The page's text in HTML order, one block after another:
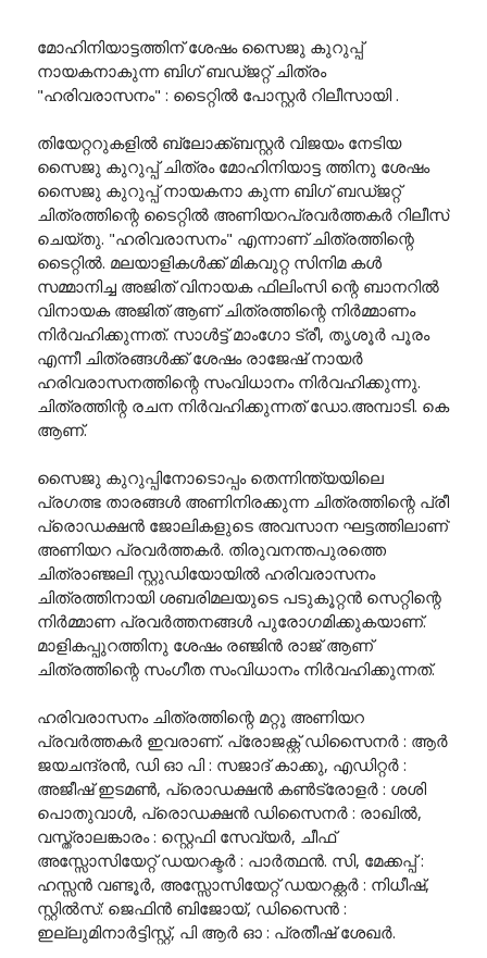
മോഹിനിയാട്ടത്തിന് ശേഷം സൈജു കുറുപ്പ്
നായകനാകുന്ന ബിഗ് ബഡ്ജറ്റ് ചിത്രം
"ഹരിവരാസനം" : ടൈറ്റിൽ പോസ്റ്റർ റിലീസായി .
തിയേറ്ററുകളിൽ ബ്ലോക്ക്ബസ്റ്റർ വിജയം നേടിയ
സൈജു കുറുപ്പ് ചിത്രം മോഹിനിയാട്ട ത്തിനു ശേഷം
സൈജു കുറുപ്പ് നായകനാ കുന്ന ബിഗ് ബഡ്ജറ്റ്
ചിത്രത്തിന്റെ ടൈറ്റിൽ അണിയറപ്രവർത്തകർ റിലീസ്
ചെയ്തു. "ഹരിവരാസനം" എന്നാണ് ചിത്രത്തിന്റെ
ടൈറ്റിൽ. മലയാളികൾക്ക് മികവുറ്റ സിനിമ കൾ
സമ്മാനിച്ച അജിത് വിനായക ഫിലിംസി ന്റെ ബാനറിൽ
വിനായക അജിത് ആണ് ചിത്രത്തിന്റെ നിർമ്മാണം
നിർവഹിക്കുന്നത്. സാൾട്ട് മാംഗോ ട്രീ, തൃശൂർ പൂരം
എന്നീ ചിത്രങ്ങൾക്ക് ശേഷം രാജേഷ് നായർ
ഹരിവരാസനത്തിന്റെ സംവിധാനം നിർവഹിക്കുന്നു.
ചിത്രത്തിന്റ രചന നിർവഹിക്കുന്നത് ഡോ.അമ്പാടി. കെ
ആണ്.
സൈജു കുറുപ്പിനോടൊപ്പം തെന്നിന്ത്യയിലെ
പ്രഗത്ഭ താരങ്ങൾ അണിനിരക്കുന്ന ചിത്രത്തിന്റെ പ്രീ
പ്രൊഡക്ഷൻ ജോലികളുടെ അവസാന ഘട്ടത്തിലാണ്
അണിയറ പ്രവർത്തകർ. തിരുവനന്തപുരത്തെ
ചിത്രാഞ്ജലി സ്റ്റുഡിയോയിൽ ഹരിവരാസനം
ചിത്രത്തിനായി ശബരിമലയുടെ പടുകൂറ്റൻ സെറ്റിന്റെ
നിർമ്മാണ പ്രവർത്തനങ്ങൾ പുരോഗമിക്കുകയാണ്.
മാളികപ്പുറത്തിനു ശേഷം രഞ്ജിൻ രാജ് ആണ്
ചിത്രത്തിന്റെ സംഗീത സംവിധാനം നിർവഹിക്കുന്നത്.
ഹരിവരാസനം ചിത്രത്തിന്റെ മറ്റു അണിയറ
പ്രവർത്തകർ ഇവരാണ്. പ്രോജക്റ്റ് ഡിസൈനർ : ആർ
ജയചന്ദ്രൻ, ഡി ഓ പി : സജാദ് കാക്കു, എഡിറ്റർ :
അജീഷ് ഇടമൺ, പ്രൊഡക്ഷൻ കൺട്രോളർ : ശശി
പൊതുവാൾ, പ്രൊഡക്ഷൻ ഡിസൈനർ : രാഖിൽ,
വസ്ത്രാലങ്കാരം : സ്റ്റെഫി സേവ്യർ, ചീഫ്
അസ്സോസിയേറ്റ് ഡയറക്ടർ : പാർത്ഥൻ. സി, മേക്കപ്പ് :
ഹസ്സൻ വണ്ടൂർ, അസ്സോസിയേറ്റ് ഡയറക്റ്റർ : നിധീഷ്,
സ്റ്റിൽസ്: ജെഫിൻ ബിജോയ്, ഡിസൈൻ :
ഇല്ലുമിനാർട്ടിസ്റ്റ്, പി ആർ ഓ : പ്രതീഷ് ശേഖർ.